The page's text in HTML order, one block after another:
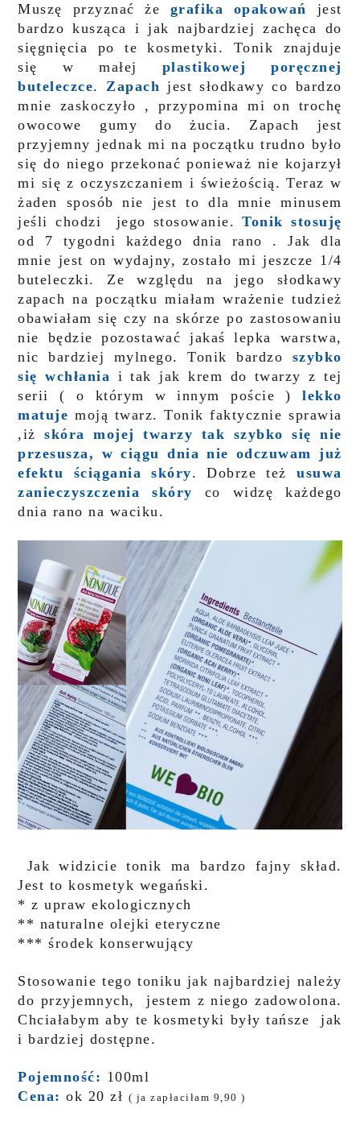
Muszę przyznać że grafika opakowań jest
bardzo kusząca i jak najbardziej zachęca do
sięgnięcia po te kosmetyki. Tonik znajduje
się w małej plastikowej poręcznej
buteleczce.Zapachjest słodkawy co bardzo
mnie zaskoczyło , przypomina mi on trochę
owocowe gumy do żucia. Zapach jest
przyjemny jednak mi na początku trudno było
się do niego przekonać ponieważ nie kojarzył
mi się z oczyszczaniem i świeżością. Teraz w
żaden sposób nie jest to dla mnie minusem
jeśli chodzi jego stosowanie.Tonik stosuję
od 7 tygodni każdego dnia rano . Jak dla
mnie jest on wydajny, zostało mi jeszcze 1/4
buteleczki. Ze względu na jego słodkawy
zapach na początku miałam wrażenie tudzież
obawiałam się czy na skórze po zastosowaniu
nie będzie pozostawać jakaś lepka warstwa,
nic bardziej mylnego. Tonik bardzo szybko
się wchłania i tak jak krem do twarzy z tej
serii ( o którym w innym poście )lekko
matuje moją twarz. Tonik faktycznie sprawia
,iżskóra mojej twarzy tak szybko się nie
przesusza, w ciągu dnia nie odczuwam już
efektu ściągania skóry. Dobrze teżusuwa
zanieczyszczenia skóry co widzę każdego
dnia rano na waciku.
Jak widzicie tonik ma bardzo fajny skład.
Jest to kosmetyk wegański.
* z upraw ekologicznych
** naturalne olejki eteryczne
***środek konserwujący
Stosowanie tego toniku jak najbardziej należy
do przyjemnych, jestem z niego zadowolona.
Chciałabym aby te kosmetyki były tańsze jak
i bardziej dostępne.
Pojemność: 100ml
Cena:ok 20 zł ( ja zapłaciłam 9,90 )